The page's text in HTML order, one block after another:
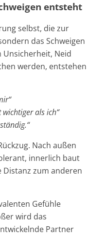
entsteht
selbst, die zur
das Schweigen
Unsicherheit, Neid
werden, entstehen
als ich“
Nach außen
innerlich baut
Distanz zum anderen
Gefühle
wird das
Partner